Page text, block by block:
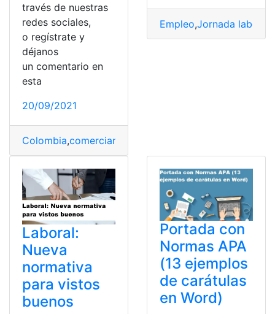
través de nuestras
redes sociales,
o regístrate y
déjanos
un comentario en
esta
20/09/2021
Colombia,comerciantes
Empleo,Jornada laboral
Laboral:
Nueva
normativa
para vistos
buenos
Portada con
Normas APA
(13 ejemplos
de carátulas
en Word)